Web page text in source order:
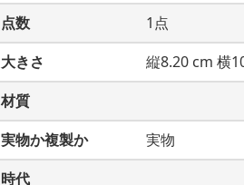
点数
1点
大きさ
縦8.20 cm 横
材質
実物か複製か
実物
時代